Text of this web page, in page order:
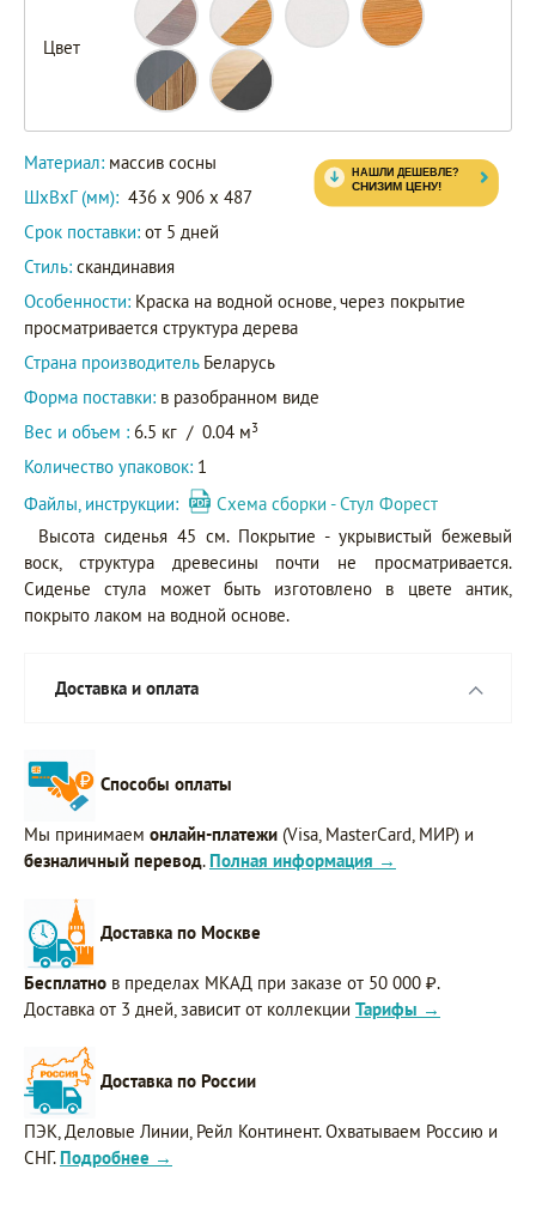
Цвет
Материал: массив сосны
ШxВxГ (мм): 436 x 906 x 487
Срок поставки: от 5 дней
Стиль: скандинавия
Особенности: Краска на водной основе, через покрытие
просматривается структура дерева
Страна производитель Беларусь
Форма поставки: в разобранном виде
Вес и объем : 6.5 кг / 0.04 м3
Количество упаковок: 1
Файлы, инструкции:
Схема сборки - Стул Форест
Высота сиденья 45 см. Покрытие - укрывистый бежевый
воск, структура древесины почти не просматривается.
Сиденье стула может быть изготовлено в цвете антик,
покрыто лаком на водной основе.
Доставка и оплата
Способы оплаты
Мы принимаем онлайн-платежи (Visa, MasterCard, МИР) и
безналичный перевод. Полная информация →
Доставка по Москве
Бесплатно в пределах МКАД при заказе от 50 000 ₽.
Доставка от 3 дней, зависит от коллекции Тарифы →
Доставка по России
ПЭК, Деловые Линии, Рейл Континент. Охватываем Россию и
СНГ. Подробнее →